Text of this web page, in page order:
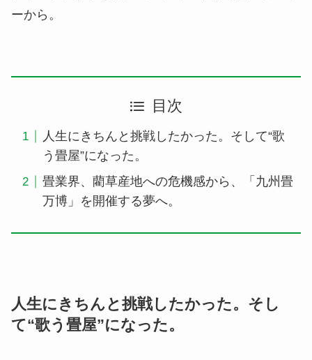
ーから。
目次
人生にきちんと挑戦したかった。そして“歌
う畳屋”になった。
畳業界、藺草産地への危機感から、「九州畳
万博」を開催する夢へ。
人生にきちんと挑戦したかった。そし
て“歌う畳屋”になった。